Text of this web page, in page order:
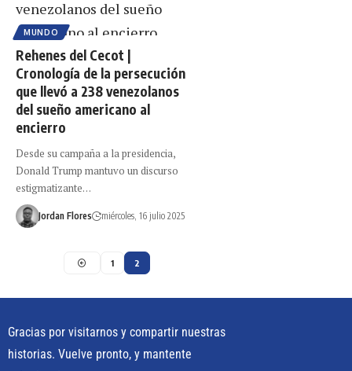
MUNDO
Rehenes del Cecot |
Cronología de la persecución
que llevó a 238 venezolanos
del sueño americano al
encierro
Desde su campaña a la presidencia,
Donald Trump mantuvo un discurso
estigmatizante…
Jordan Flores miércoles, 16 julio 2025
1 2
Gracias por visitarnos y compartir nuestras
historias. Vuelve pronto, y mantente